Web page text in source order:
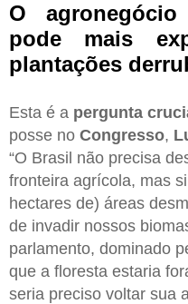
O
pode mais
plantações
Esta é a pergunta
posse no Congresso,
“O Brasil não precisa
fronteira agrícola, mas
hectares de) áreas
de invadir nossos
parlamento, dominado
que a floresta estaria
seria preciso voltar sua